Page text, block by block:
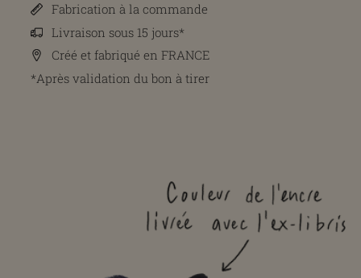
Fabrication à la commande
Livraison sous 15 jours*
Créé et fabriqué en FRANCE
*Après validation du bon à tirer